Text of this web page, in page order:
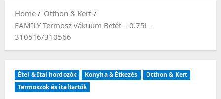
Home
Otthon & Kert
FAMILY Termosz Vákuum Betét – 0.75l –
310516/310566
Étel & Ital hordozók Konyha & Étkezés
Otthon & Kert
Termoszok és italtartók